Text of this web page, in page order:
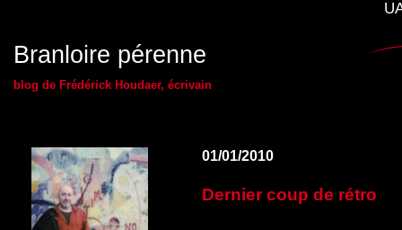
Branloire pérenne
blog de Frédérick Houdaer, écrivain
01/01/2010
Dernier coup de rétro